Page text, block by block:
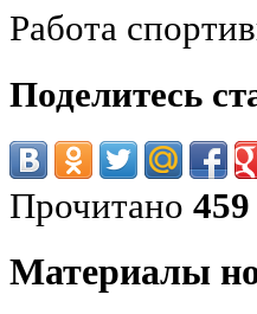
Работа
Поделитесь
Прочитано 459
Материалы